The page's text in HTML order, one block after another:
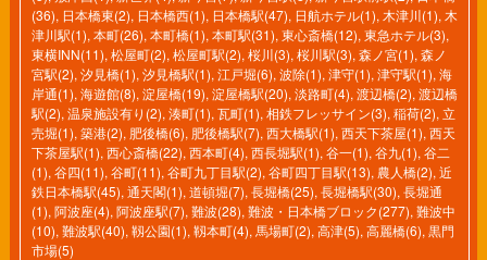
(36), 日本橋東(2), 日本橋西(1), 日本橋駅(47), 日航ホテル(1), 木津川(1), 木
津川駅(1), 本町(26), 本町橋(1), 本町駅(31), 東心斎橋(12), 東急ホテル(3),
東横INN(11), 松屋町(2), 松屋町駅(2), 桜川(3), 桜川駅(3), 森ノ宮(1), 森ノ
宮駅(2), 汐見橋(1), 汐見橋駅(1), 江戸堀(6), 波除(1), 津守(1), 津守駅(1), 海
岸通(1), 海遊館(8), 淀屋橋(19), 淀屋橋駅(20), 淡路町(4), 渡辺橋(2), 渡辺橋
駅(2), 温泉施設有り(2), 湊町(1), 瓦町(1), 相鉄フレッサイン(3), 稲荷(2), 立
売堀(1), 築港(2), 肥後橋(6), 肥後橋駅(7), 西大橋駅(1), 西天下茶屋(1), 西天
下茶屋駅(1), 西心斎橋(22), 西本町(4), 西長堀駅(1), 谷一(1), 谷九(1), 谷二
(1), 谷四(11), 谷町(11), 谷町九丁目駅(2), 谷町四丁目駅(13), 農人橋(2), 近
鉄日本橋駅(45), 通天閣(1), 道頓堀(7), 長堀橋(25), 長堀橋駅(30), 長堀通
(1), 阿波座(4), 阿波座駅(7), 難波(28), 難波・日本橋ブロック(277), 難波中
(10), 難波駅(40), 靱公園(1), 靱本町(4), 馬場町(2), 高津(5), 高麗橋(6), 黒門
市場(5)